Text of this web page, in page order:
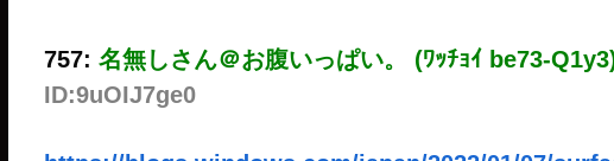
757: 名無しさん＠お腹いっぱい。 (ﾜｯﾁｮｲ be73-
ID:9uOIJ7ge0